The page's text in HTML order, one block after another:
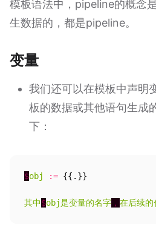
模板语法中，pipeline的概念
生数据的，都是pipeline。
变量
我们还可以在模板中声明
板的数据或其他语句生成
下：
$obj := {{.}}
其中$obj是变量的名字 ， 在后续的